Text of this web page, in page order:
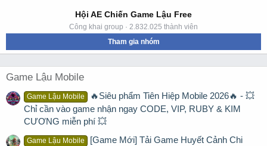
Hội AE Chiến Game Lậu Free
Công khai group · 2.832.025 thành viên
Tham gia nhóm
Game Lậu Mobile
Game Lậu Mobile
🔥Siêu phẩm Tiên Hiệp Mobile 2026🔥 - 💥
Chỉ cần vào game nhận ngay CODE, VIP, RUBY & KIM
CƯƠNG miễn phí 💥
Game Lậu Mobile [Game Mới] Tải Game Huyết Cảnh Chi